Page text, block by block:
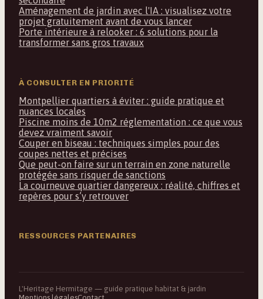
Aménagement de jardin avec l'IA : visualisez votre
projet gratuitement avant de vous lancer
Porte intérieure à relooker : 6 solutions pour la
transformer sans gros travaux
À CONSULTER EN PRIORITÉ
Montpellier quartiers à éviter : guide pratique et
nuances locales
Piscine moins de 10m2 réglementation : ce que vous
devez vraiment savoir
Couper en biseau : techniques simples pour des
coupes nettes et précises
Que peut-on faire sur un terrain en zone naturelle
protégée sans risquer de sanctions
La courneuve quartier dangereux : réalité, chiffres et
repères pour s’y retrouver
RESSOURCES PARTENAIRES
L'Heritage Hermitage — guide pratique habitat & jardin